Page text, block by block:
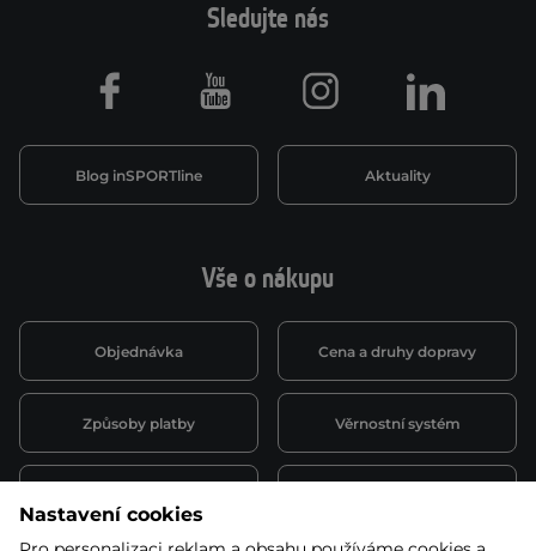
Vše o nákupu
Objednávka Cena a druhy dopravy
Způsoby platby Věrnostní systém
Sledujte nás
Blog inSPORTline Aktuality
Facebook Youtube Instagram LinkedIn
Nastavení cookies